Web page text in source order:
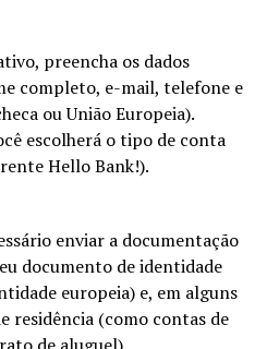
preencha os dados
completo, e-mail, telefone e
ou União Europeia).
escolherá o tipo de conta
Hello Bank!).
enviar a documentação
documento de identidade
europeia) e, em alguns
residência (como contas de